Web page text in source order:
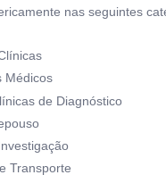
nas seguintes
Médicos
de Diagnóstico
Transporte